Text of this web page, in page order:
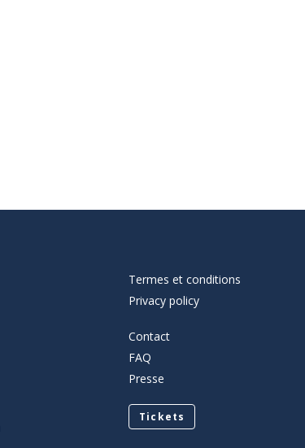
Termes et conditions
Privacy policy
Contact
FAQ
Presse
Tickets